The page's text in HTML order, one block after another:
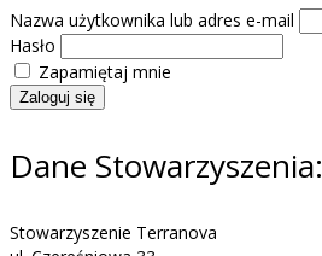
Nazwa użytkownika lub adres e-mail
Hasło
Zapamiętaj mnie
Zaloguj się
Dane Stowarzyszenia:
Stowarzyszenie Terranova